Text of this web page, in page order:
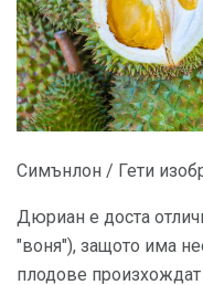
Симънлон / Гети
Дюриан е доста
"воня"), защото има
плодове